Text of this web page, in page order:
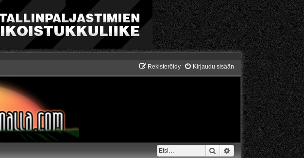
Kirjaudu sisään
Rekisteröidy
Etsi Tarkennettu haku